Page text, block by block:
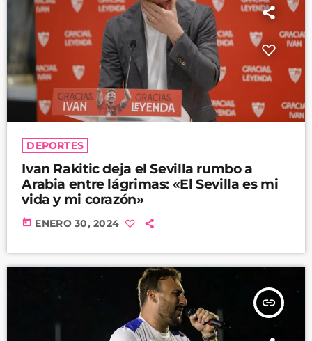
DEPORTES
Ivan Rakitic deja el Sevilla rumbo a
Arabia entre lágrimas: «El Sevilla es mi
vida y mi corazón»
today ENERO 30, 2024
insert_link